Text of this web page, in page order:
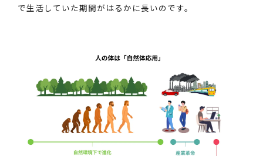
で生活していた期間がはるかに長いのです。